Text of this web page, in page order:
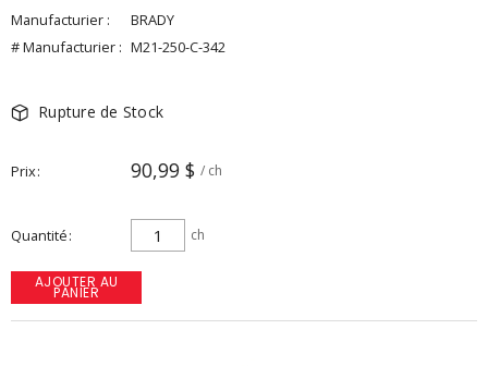
Manufacturier :
BRADY
# Manufacturier : M21-250-C-342
Rupture de Stock
Prix 90,99 $ / ch
Quantité ch
AJOUTER AU
PANIER